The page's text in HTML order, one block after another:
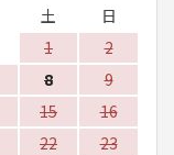
土
日
1
2
8
9
15
16
22
23